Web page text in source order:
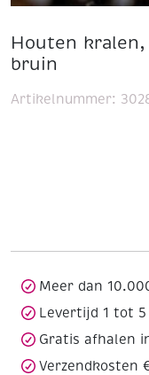
Houten
bruin
Artikelnummer:
Meer dan
Levertijd 1 tot
Gratis afhalen
Verzendkosten